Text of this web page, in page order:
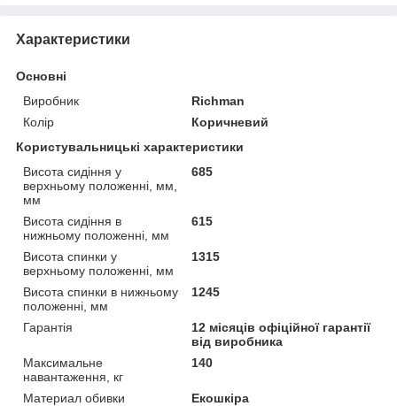
Характеристики
Основні
Виробник
Richman
Колір
Коричневий
Користувальницькі характеристики
Висота сидіння у
верхньому положенні, мм,
мм
685
Висота сидіння в
нижньому положенні, мм
615
Висота спинки у
верхньому положенні, мм
1315
Висота спинки в нижньому
положенні, мм
1245
Гарантія
12 місяців офіційної гарантії
від виробника
Максимальне
навантаження, кг
140
Материал обивки
Екошкіра